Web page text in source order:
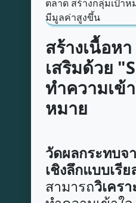
สร้างเนื้อห
เสริมด้วย
ทำความเข้
หมาย
วัดผลกระทบจ
เชิงลึกแบบเรี
สามารถวิเคร